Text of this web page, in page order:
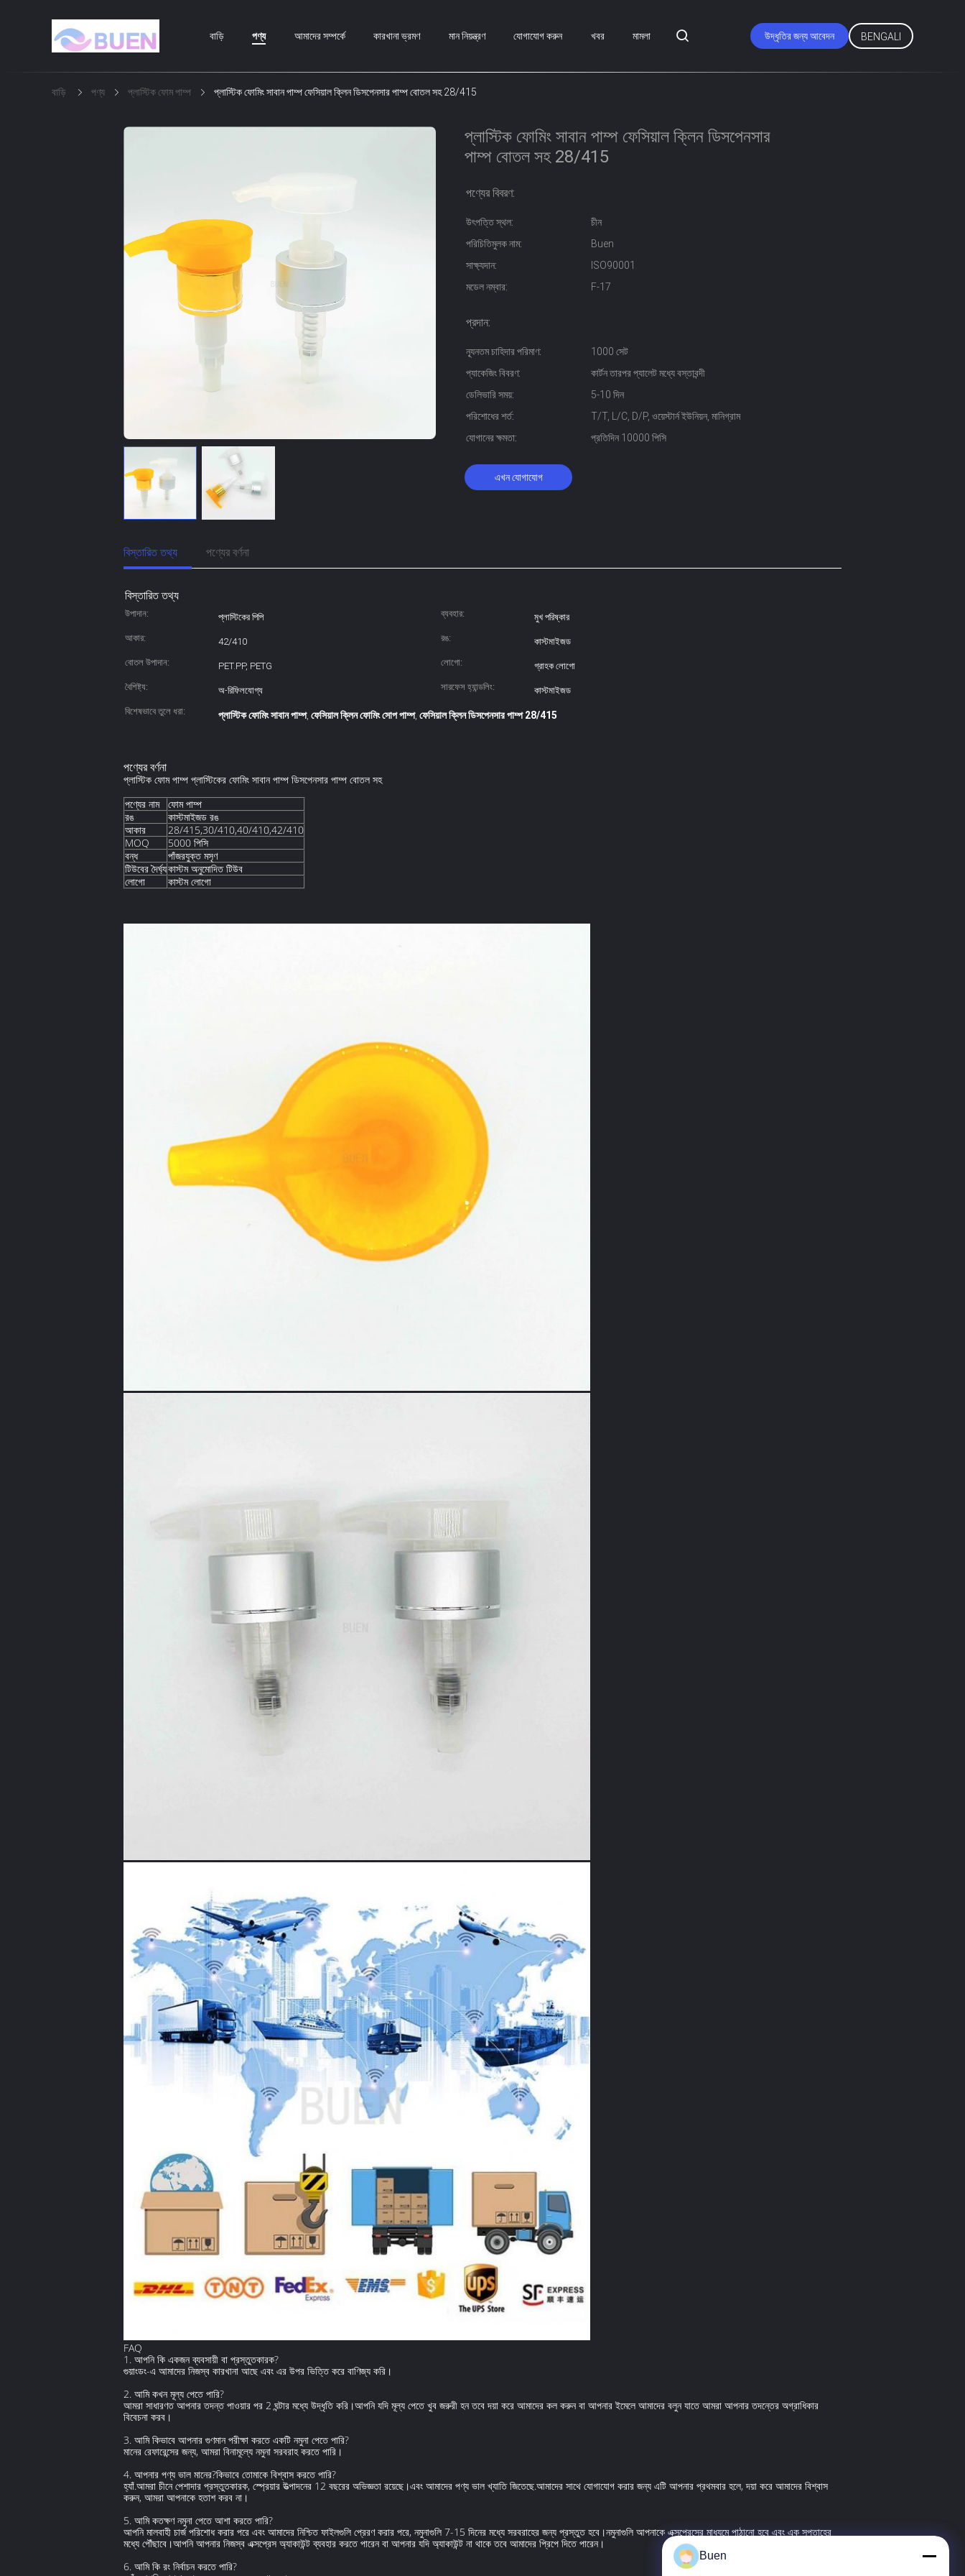
বাড়ি পণ্য আমাদের সম্পর্কে কারখানা ভ্রমণ মান নিয়ন্ত্রণ যোগাযোগ করুন খবর মামলা উদ্ধৃতির জন্য আবেদন BENGALI
বাড়ি পণ্য প্লাস্টিক ফোম পাম্প প্লাস্টিক ফোমিং সাবান পাম্প ফেসিয়াল ক্লিন ডিসপেনসার পাম্প বোতল সহ 28/415
প্লাস্টিক ফোমিং সাবান পাম্প ফেসিয়াল ক্লিন ডিসপেনসার
পাম্প বোতল সহ 28/415
পণ্যের বিবরণ:
উৎপত্তি স্থল:
চীন
পরিচিতিমুলক নাম:
Buen
সাক্ষ্যদান:
ISO90001
মডেল নম্বার:
F-17
প্রদান:
ন্যূনতম চাহিদার পরিমাণ:
1000 সেট
প্যাকেজিং বিবরণ:
কার্টন তারপর প্যালেট মধ্যে বস্তাবন্দী
ডেলিভারি সময়:
5-10 দিন
পরিশোধের শর্ত:
T/T, L/C, D/P, ওয়েস্টার্ন ইউনিয়ন, মানিগ্রাম
যোগানের ক্ষমতা:
প্রতিদিন 10000 পিসি
এখন যোগাযোগ
বিস্তারিত তথ্য পণ্যের বর্ণনা
বিস্তারিত তথ্য
উপাদান: প্লাস্টিকের পিপি ব্যবহার:
মুখ পরিষ্কার
আকার:
42/410 রঙ:
কাস্টমাইজড
বোতল উপাদান:
PET.PP, PETG লোগো:
গ্রাহক লোগো
বৈশিষ্ট্য:
অ-রিফিলযোগ্য সারফেস হ্যান্ডলিং:
কাস্টমাইজড
বিশেষভাবে তুলে ধরা:
প্লাস্টিক ফোমিং সাবান পাম্প, ফেসিয়াল ক্লিন ফোমিং সোপ পাম্প, ফেসিয়াল ক্লিন ডিসপেনসার পাম্প 28/415
পণ্যের বর্ণনা
প্লাস্টিক ফোম পাম্প প্লাস্টিকের ফোমিং সাবান পাম্প ডিসপেনসার পাম্প বোতল সহ
পণ্যের নাম
ফোম পাম্প
রঙ
কাস্টমাইজড রঙ
আকার
28/415,30/410,40/410,42/410
MOQ
5000 পিসি
বন্ধ
পাঁজরযুক্ত মসৃণ
টিউবের দৈর্ঘ্যকাস্টম অনুমোদিত টিউব
লোগো
কাস্টম লোগো
FAQ
1. আপনি কি একজন ব্যবসায়ী বা প্রস্তুতকারক?
গুয়াংডং-এ আমাদের নিজস্ব কারখানা আছে এবং এর উপর ভিত্তি করে বাণিজ্য করি।
2. আমি কখন মূল্য পেতে পারি?
আমরা সাধারণত আপনার তদন্ত পাওয়ার পর 2 ঘন্টার মধ্যে উদ্ধৃতি করি।আপনি যদি মূল্য পেতে খুব জরুরী হন তবে দয়া করে আমাদের কল করুন বা আপনার ইমেলে আমাদের বলুন যাতে আমরা আপনার তদন্তের অগ্রাধিকার
বিবেচনা করব।
3. আমি কিভাবে আপনার গুণমান পরীক্ষা করতে একটি নমুনা পেতে পারি?
মানের রেফারেন্সের জন্য, আমরা বিনামূল্যে নমুনা সরবরাহ করতে পারি।
4. আপনার পণ্য ভাল মানের?কিভাবে তোমাকে বিশ্বাস করতে পারি?
হ্যাঁ.আমরা চীনে পেশাদার প্রস্তুতকারক, স্প্রেয়ার উত্পাদনের 12 বছরের অভিজ্ঞতা রয়েছে।এবং আমাদের পণ্য ভাল খ্যাতি জিতেছে.আমাদের সাথে যোগাযোগ করার জন্য এটি আপনার প্রথমবার হলে, দয়া করে আমাদের বিশ্বাস
করুন, আমরা আপনাকে হতাশ করব না।
5. আমি কতক্ষণ নমুনা পেতে আশা করতে পারি?
আপনি মালবাহী চার্জ পরিশোধ করার পরে এবং আমাদের নিশ্চিত ফাইলগুলি প্রেরণ করার পরে, নমুনাগুলি 7-15 দিনের মধ্যে সরবরাহের জন্য প্রস্তুত হবে।নমুনাগুলি আপনাকে এক্সপ্রেসের মাধ্যমে পাঠানো হবে এবং এক সপ্তাহের
মধ্যে পৌঁছাবে।আপনি আপনার নিজস্ব এক্সপ্রেস অ্যাকাউন্ট ব্যবহার করতে পারেন বা আপনার যদি অ্যাকাউন্ট না থাকে তবে আমাদের প্রিপে দিতে পারেন।
6. আমি কি রং নির্বাচন করতে পারি?
Buen